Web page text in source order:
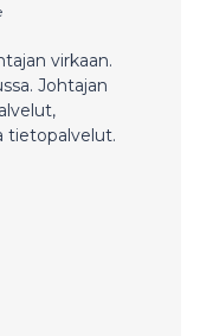
virkaan.
Johtajan
tietopalvelut.